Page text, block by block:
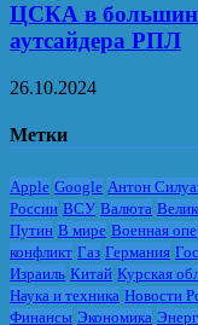
ЦСКА в
аутсайдера РПЛ
26.10.2024
Метки
Apple Google Антон
России ВСУ Валюта
Путин В мире Военная
конфликт Газ Германия
Израиль Китай Курская
Наука и техника Новости
Финансы Экономика